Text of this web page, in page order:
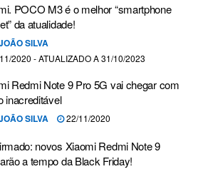
POCO M3 é o melhor “smartphone
da atualidade!
SILVA
2020 - ATUALIZADO A 31/10/2023
Redmi Note 9 Pro 5G vai chegar com
inacreditável
SILVA 22/11/2020
novos Xiaomi Redmi Note 9
a tempo da Black Friday!